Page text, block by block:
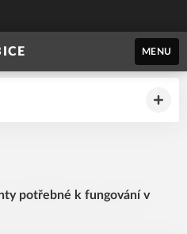
MENU
potřebné k fungování v